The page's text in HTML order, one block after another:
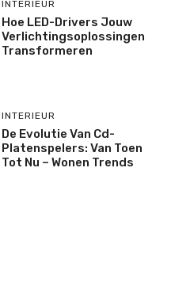
INTERIEUR
Hoe LED-Drivers Jouw
Verlichtingsoplossingen
Transformeren
INTERIEUR
De Evolutie Van Cd-
Platenspelers: Van Toen
Tot Nu – Wonen Trends